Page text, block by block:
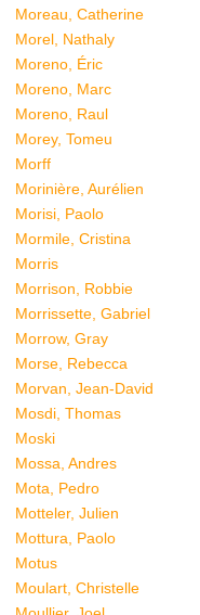
Moreau, Catherine
Morel, Nathaly
Moreno, Éric
Moreno, Marc
Moreno, Raul
Morey, Tomeu
Morff
Morinière, Aurélien
Morisi, Paolo
Mormile, Cristina
Morris
Morrison, Robbie
Morrissette, Gabriel
Morrow, Gray
Morse, Rebecca
Morvan, Jean-David
Mosdi, Thomas
Moski
Mossa, Andres
Mota, Pedro
Motteler, Julien
Mottura, Paolo
Motus
Moulart, Christelle